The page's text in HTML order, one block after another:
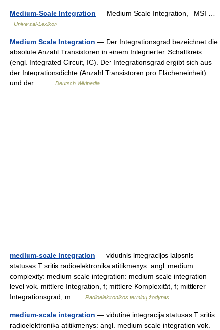
Medium-Scale Integration — Medium Scale Integration, MSI …
Universal-Lexikon
Medium Scale Integration — Der Integrationsgrad bezeichnet die
absolute Anzahl Transistoren in einem Integrierten Schaltkreis
(engl. Integrated Circuit, IC). Der Integrationsgrad ergibt sich aus
der Integrationsdichte (Anzahl Transistoren pro Flächeneinheit)
und der… …
Deutsch Wikipedia
medium-scale integration — vidutinis integracijos laipsnis
statusas T sritis radioelektronika atitikmenys: angl. medium
complexity; medium scale integration; medium scale integration
level vok. mittlere Integration, f; mittlere Komplexität, f; mittlerer
Integrationsgrad, m …
Radioelektronikos terminų žodynas
medium-scale integration — vidutinė integracija statusas T sritis
radioelektronika atitikmenys: angl. medium scale integration vok.